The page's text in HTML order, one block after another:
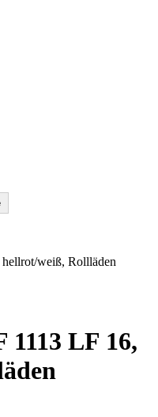
weiß, Rollläden
LF 16,